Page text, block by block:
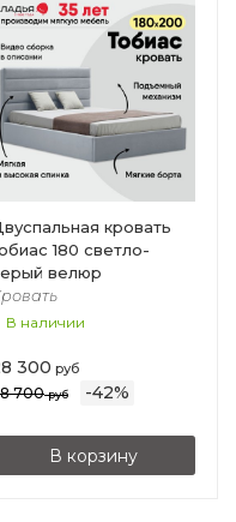
кровать
180 светло-
велюр
В наличии
300 руб
700руб -42%
В корзину